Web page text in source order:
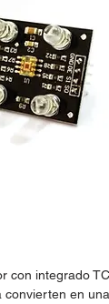
con integrado
convierten en